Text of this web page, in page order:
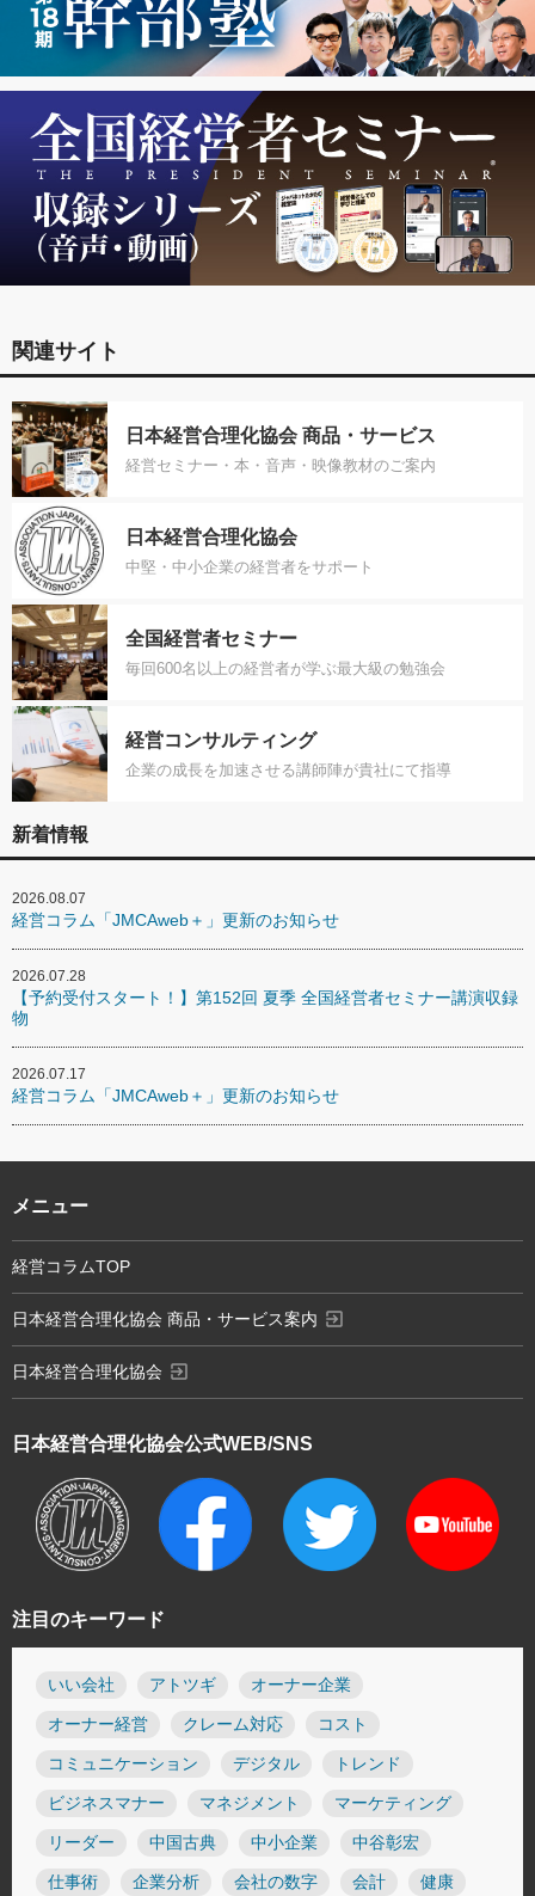
関連サイト
日本経営合理化協会 商品・サービス
経営セミナー・本・音声・映像教材のご案内
日本経営合理化協会
中堅・中小企業の経営者をサポート
全国経営者セミナー
毎回600名以上の経営者が学ぶ最大級の勉強会
経営コンサルティング
企業の成長を加速させる講師陣が貴社にて指導
新着情報
2026.08.07
経営コラム「JMCAweb＋」更新のお知らせ
2026.07.28
【予約受付スタート！】第152回 夏季 全国経営者セミナー講演収録
物
2026.07.17
経営コラム「JMCAweb＋」更新のお知らせ
注目のキーワード
いい会社 アトツギ オーナー企業
オーナー経営 クレーム対応 コスト
コミュニケーション デジタル トレンド
ビジネスマナー マネジメント マーケティング
リーダー 中国古典 中小企業 中谷彰宏
仕事術 企業分析 会社の数字 会計 健康
日本経営合理化協会公式WEB/SNS
メニュー
経営コラムTOP
日本経営合理化協会 商品・サービス案内 exit_to_app
日本経営合理化協会 exit_to_app